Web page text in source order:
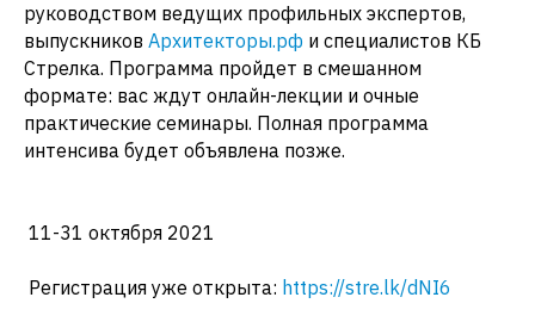
руководством ведущих профильных экспертов,
выпускников Архитекторы.рф и специалистов КБ
Стрелка. Программа пройдет в смешанном
формате: вас ждут онлайн-лекции и очные
практические семинары. Полная программа
интенсива будет объявлена позже.
11-31 октября 2021
Регистрация уже открыта: https://stre.lk/dNI6